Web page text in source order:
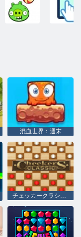
混血世界：週末
チェッカークラシック